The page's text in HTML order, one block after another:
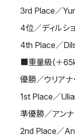
3rd Place／
4位／ディルシ
4th Place／
■重量級(＋
優勝／ウリアナ
1st Place／
準優勝／アンナ
2nd Place／